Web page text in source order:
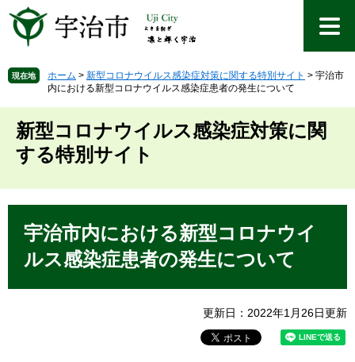
先
で
を
ば
へ
現在地 ホーム > 新型コロナウイルス感染症対策に関する特別サイト > 宇治市
内における新型コロナウイルス感染症患者の発生について
新型コロナウイルス感染症対策に関
する特別サイト
宇治市内における新型コロナウイ
ルス感染症患者の発生について
更新日：2022年1月26日更新